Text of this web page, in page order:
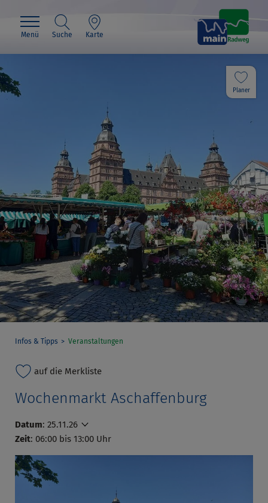
Menü Suche Karte
Planer
Infos & Tipps Veranstaltungen
auf die Merkliste
Wochenmarkt Aschaffenburg
Datum: 25.11.26
Zeit: 06:00 bis 13:00 Uhr